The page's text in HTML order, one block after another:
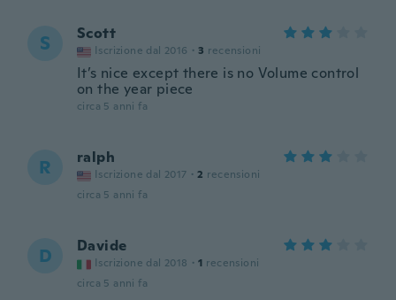
S Scott
Iscrizione dal 2016 · 3 recensioni
It’s nice except there is no Volume control
on the year piece
circa 5 anni fa
R ralph
Iscrizione dal 2017 · 2 recensioni
circa 5 anni fa
D Davide
Iscrizione dal 2018 · 1 recensioni
circa 5 anni fa